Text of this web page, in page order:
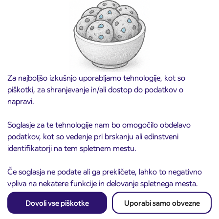
Za najboljšo izkušnjo uporabljamo tehnologije, kot so
piškotki, za shranjevanje in/ali dostop do podatkov o
napravi.
Soglasje za te tehnologije nam bo omogočilo obdelavo
podatkov, kot so vedenje pri brskanju ali edinstveni
identifikatorji na tem spletnem mestu.
Če soglasja ne podate ali ga prekličete, lahko to negativno
vpliva na nekatere funkcije in delovanje spletnega mesta.
Dovoli vse piškotke Uporabi samo obvezne
3. 8. 2026
Obvestilo o popolni zapori ceste
ČEŠNJEVEK – TRATA
Kranj
Preberite objavo